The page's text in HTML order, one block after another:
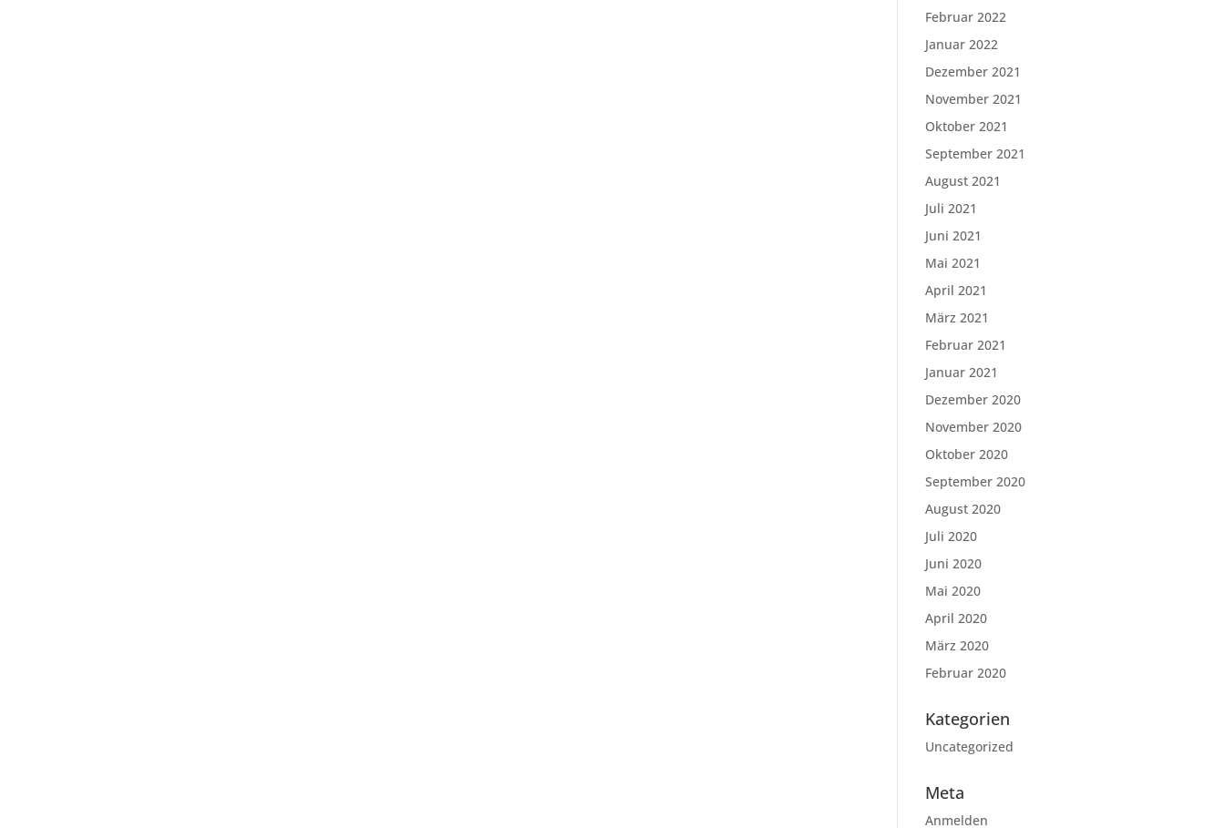
Februar 2022
Januar 2022
Dezember 2021
November 2021
Oktober 2021
September 2021
August 2021
Juli 2021
Juni 2021
Mai 2021
April 2021
März 2021
Februar 2021
Januar 2021
Dezember 2020
November 2020
Oktober 2020
September 2020
August 2020
Juli 2020
Juni 2020
Mai 2020
April 2020
März 2020
Februar 2020
Kategorien
Uncategorized
Meta
Anmelden